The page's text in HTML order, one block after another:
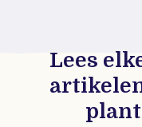
Lees